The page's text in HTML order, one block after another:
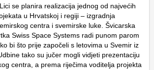
se planira realizacija jednog od najvećih
u Hrvatskoj i regiji – izgradnja
centra i svemirske luke. Švicarska
Swiss Space Systems radi punom parom
bi što prije započeli s letovima u Svemir iz
tako su jučer mogli vidjeti prezentaciju
centra, a prema riječima voditelja projekta